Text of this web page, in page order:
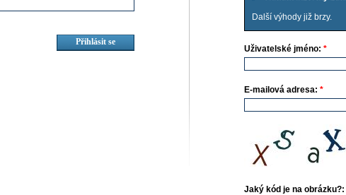
Další výhody již brzy.
Uživatelské jméno: *
E-mailová adresa: *
Jaký kód je na obrázku?: